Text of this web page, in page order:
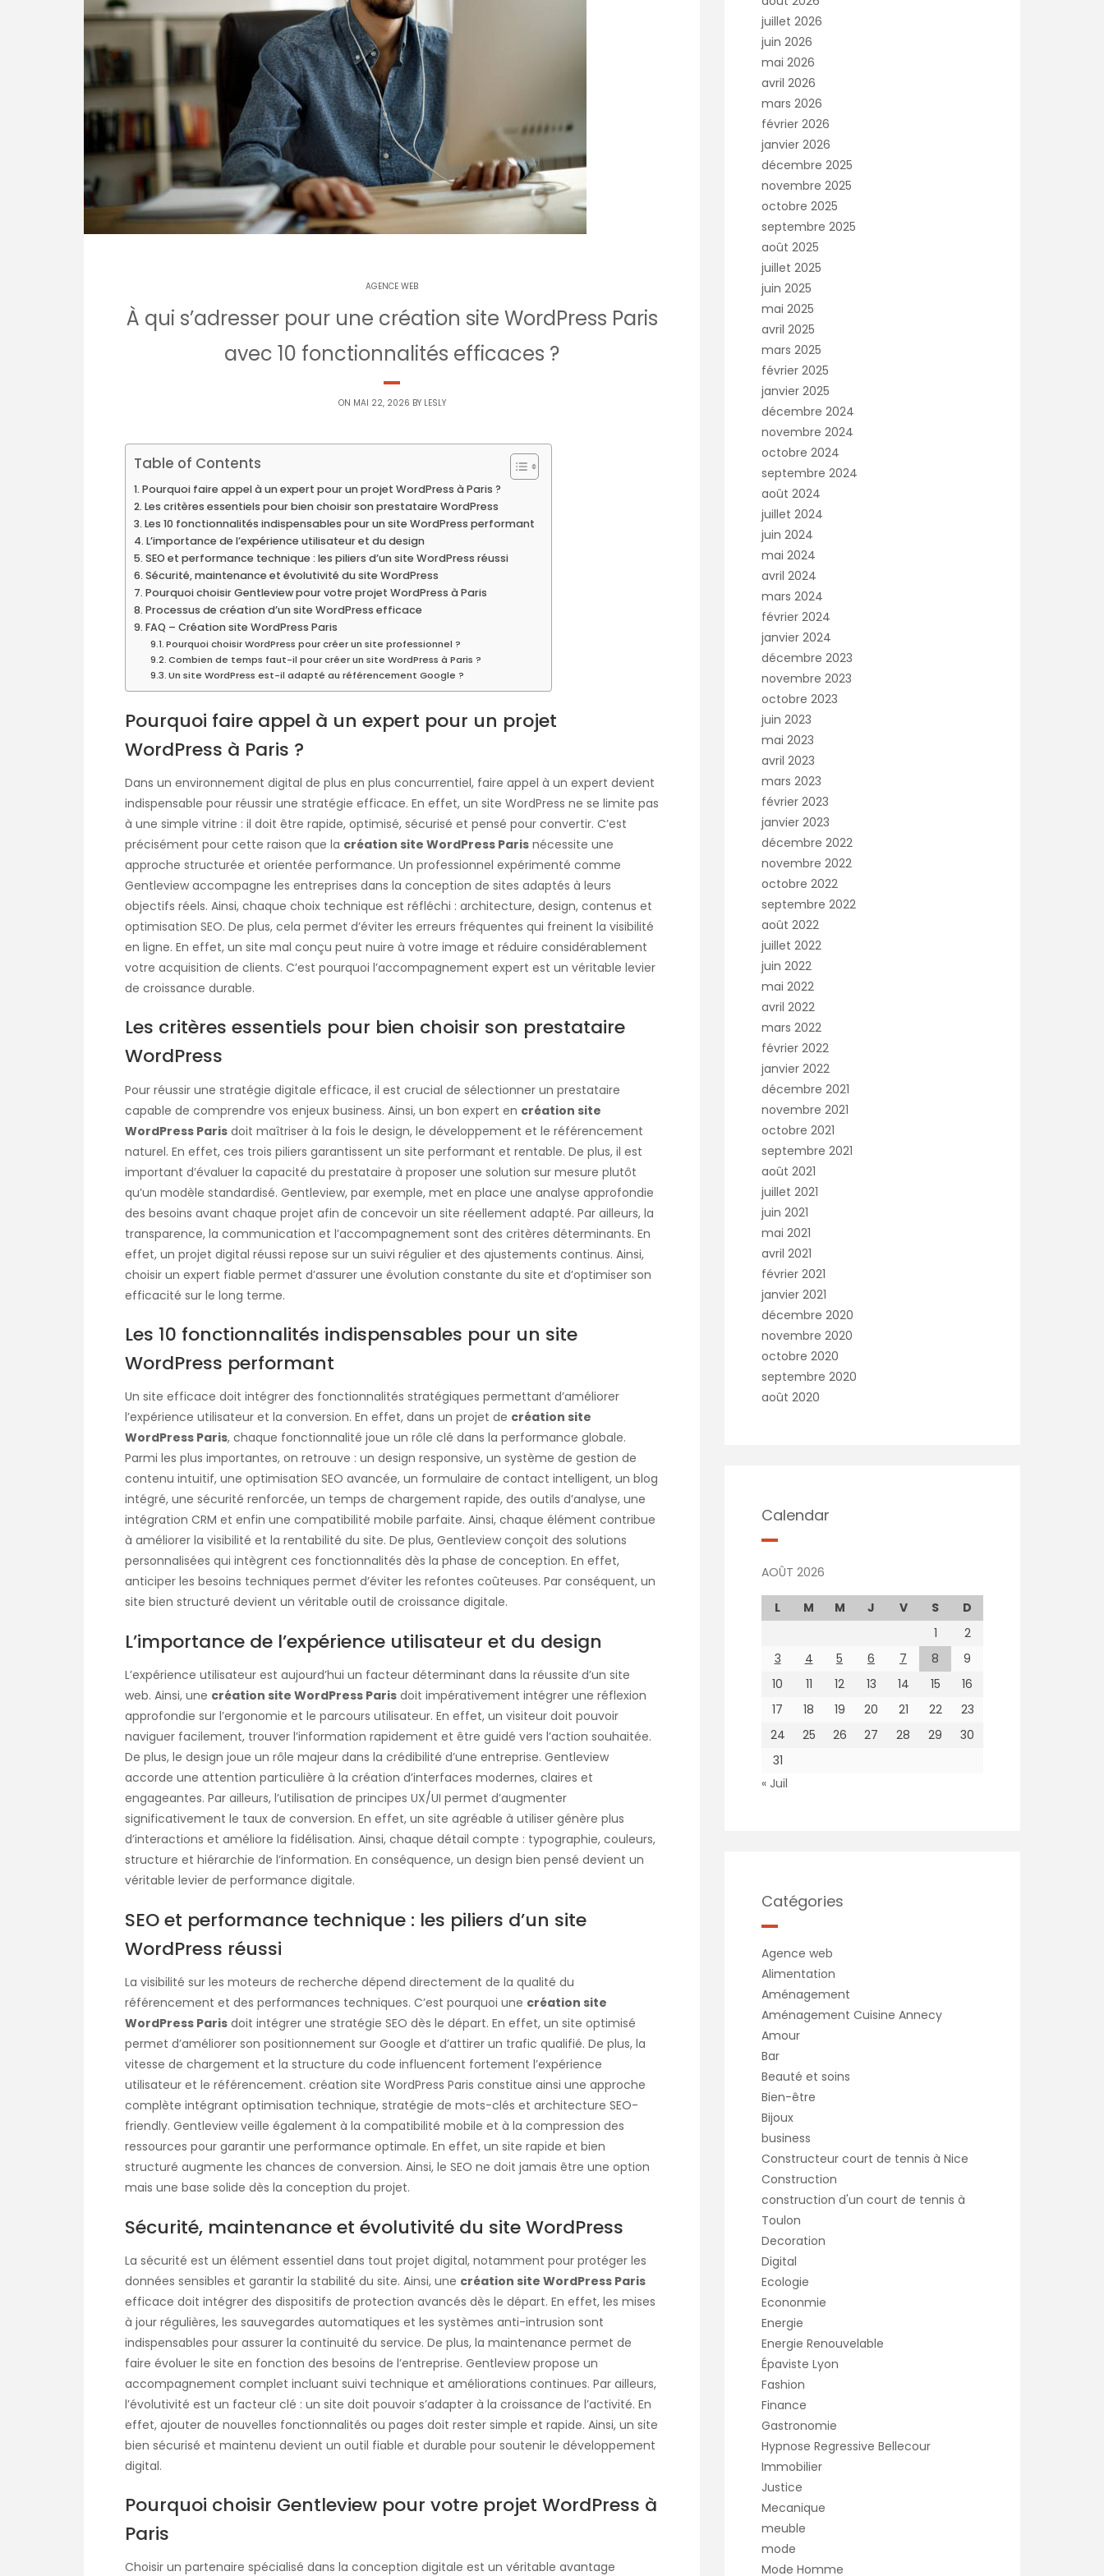
AGENCE WEB
À qui s’adresser pour une création site WordPress Paris
avec 10 fonctionnalités efficaces ?
ON MAI 22, 2026 BY LESLY
Table of Contents
Pourquoi faire appel à un expert pour un projet WordPress à Paris ?
Les critères essentiels pour bien choisir son prestataire WordPress
Les 10 fonctionnalités indispensables pour un site WordPress performant
L’importance de l’expérience utilisateur et du design
SEO et performance technique : les piliers d’un site WordPress réussi
Sécurité, maintenance et évolutivité du site WordPress
Pourquoi choisir Gentleview pour votre projet WordPress à Paris
Processus de création d’un site WordPress efficace
FAQ – Création site WordPress Paris
Pourquoi choisir WordPress pour créer un site professionnel ?
Combien de temps faut-il pour créer un site WordPress à Paris ?
Un site WordPress est-il adapté au référencement Google ?
Pourquoi faire appel à un expert pour un projet
WordPress à Paris ?
Dans un environnement digital de plus en plus concurrentiel, faire appel à un expert devient
indispensable pour réussir une stratégie efficace. En effet, un site WordPress ne se limite pas
à une simple vitrine : il doit être rapide, optimisé, sécurisé et pensé pour convertir. C’est
précisément pour cette raison que la création site WordPress Paris nécessite une
approche structurée et orientée performance. Un professionnel expérimenté comme
Gentleview accompagne les entreprises dans la conception de sites adaptés à leurs
objectifs réels. Ainsi, chaque choix technique est réfléchi : architecture, design, contenus et
optimisation SEO. De plus, cela permet d’éviter les erreurs fréquentes qui freinent la visibilité
en ligne. En effet, un site mal conçu peut nuire à votre image et réduire considérablement
votre acquisition de clients. C’est pourquoi l’accompagnement expert est un véritable levier
de croissance durable.
Les critères essentiels pour bien choisir son prestataire
WordPress
Pour réussir une stratégie digitale efficace, il est crucial de sélectionner un prestataire
capable de comprendre vos enjeux business. Ainsi, un bon expert en création site
WordPress Paris doit maîtriser à la fois le design, le développement et le référencement
naturel. En effet, ces trois piliers garantissent un site performant et rentable. De plus, il est
important d’évaluer la capacité du prestataire à proposer une solution sur mesure plutôt
qu’un modèle standardisé. Gentleview, par exemple, met en place une analyse approfondie
des besoins avant chaque projet afin de concevoir un site réellement adapté. Par ailleurs, la
transparence, la communication et l’accompagnement sont des critères déterminants. En
effet, un projet digital réussi repose sur un suivi régulier et des ajustements continus. Ainsi,
choisir un expert fiable permet d’assurer une évolution constante du site et d’optimiser son
efficacité sur le long terme.
Les 10 fonctionnalités indispensables pour un site
WordPress performant
Un site efficace doit intégrer des fonctionnalités stratégiques permettant d’améliorer
l’expérience utilisateur et la conversion. En effet, dans un projet de création site
WordPress Paris, chaque fonctionnalité joue un rôle clé dans la performance globale.
Parmi les plus importantes, on retrouve : un design responsive, un système de gestion de
contenu intuitif, une optimisation SEO avancée, un formulaire de contact intelligent, un blog
intégré, une sécurité renforcée, un temps de chargement rapide, des outils d’analyse, une
intégration CRM et enfin une compatibilité mobile parfaite. Ainsi, chaque élément contribue
à améliorer la visibilité et la rentabilité du site. De plus, Gentleview conçoit des solutions
personnalisées qui intègrent ces fonctionnalités dès la phase de conception. En effet,
anticiper les besoins techniques permet d’éviter les refontes coûteuses. Par conséquent, un
site bien structuré devient un véritable outil de croissance digitale.
L’importance de l’expérience utilisateur et du design
L’expérience utilisateur est aujourd’hui un facteur déterminant dans la réussite d’un site
web. Ainsi, une création site WordPress Paris doit impérativement intégrer une réflexion
approfondie sur l’ergonomie et le parcours utilisateur. En effet, un visiteur doit pouvoir
naviguer facilement, trouver l’information rapidement et être guidé vers l’action souhaitée.
De plus, le design joue un rôle majeur dans la crédibilité d’une entreprise. Gentleview
accorde une attention particulière à la création d’interfaces modernes, claires et
engageantes. Par ailleurs, l’utilisation de principes UX/UI permet d’augmenter
significativement le taux de conversion. En effet, un site agréable à utiliser génère plus
d’interactions et améliore la fidélisation. Ainsi, chaque détail compte : typographie, couleurs,
structure et hiérarchie de l’information. En conséquence, un design bien pensé devient un
véritable levier de performance digitale.
SEO et performance technique : les piliers d’un site
WordPress réussi
La visibilité sur les moteurs de recherche dépend directement de la qualité du
référencement et des performances techniques. C’est pourquoi une création site
WordPress Paris doit intégrer une stratégie SEO dès le départ. En effet, un site optimisé
permet d’améliorer son positionnement sur Google et d’attirer un trafic qualifié. De plus, la
vitesse de chargement et la structure du code influencent fortement l’expérience
utilisateur et le référencement. création site WordPress Paris constitue ainsi une approche
complète intégrant optimisation technique, stratégie de mots-clés et architecture SEO-
friendly. Gentleview veille également à la compatibilité mobile et à la compression des
ressources pour garantir une performance optimale. En effet, un site rapide et bien
structuré augmente les chances de conversion. Ainsi, le SEO ne doit jamais être une option
mais une base solide dès la conception du projet.
Sécurité, maintenance et évolutivité du site WordPress
La sécurité est un élément essentiel dans tout projet digital, notamment pour protéger les
données sensibles et garantir la stabilité du site. Ainsi, une création site WordPress Paris
efficace doit intégrer des dispositifs de protection avancés dès le départ. En effet, les mises
à jour régulières, les sauvegardes automatiques et les systèmes anti-intrusion sont
indispensables pour assurer la continuité du service. De plus, la maintenance permet de
faire évoluer le site en fonction des besoins de l’entreprise. Gentleview propose un
accompagnement complet incluant suivi technique et améliorations continues. Par ailleurs,
l’évolutivité est un facteur clé : un site doit pouvoir s’adapter à la croissance de l’activité. En
effet, ajouter de nouvelles fonctionnalités ou pages doit rester simple et rapide. Ainsi, un site
bien sécurisé et maintenu devient un outil fiable et durable pour soutenir le développement
digital.
Pourquoi choisir Gentleview pour votre projet WordPress à
Paris
Choisir un partenaire spécialisé dans la conception digitale est un véritable avantage
juillet 2026
juin 2026
mai 2026
avril 2026
mars 2026
février 2026
janvier 2026
décembre 2025
novembre 2025
octobre 2025
septembre 2025
août 2025
juillet 2025
juin 2025
mai 2025
avril 2025
mars 2025
février 2025
janvier 2025
décembre 2024
novembre 2024
octobre 2024
septembre 2024
août 2024
juillet 2024
juin 2024
mai 2024
avril 2024
mars 2024
février 2024
janvier 2024
décembre 2023
novembre 2023
octobre 2023
juin 2023
mai 2023
avril 2023
mars 2023
février 2023
janvier 2023
décembre 2022
novembre 2022
octobre 2022
septembre 2022
août 2022
juillet 2022
juin 2022
mai 2022
avril 2022
mars 2022
février 2022
janvier 2022
décembre 2021
novembre 2021
octobre 2021
septembre 2021
août 2021
juillet 2021
juin 2021
mai 2021
avril 2021
février 2021
janvier 2021
décembre 2020
novembre 2020
octobre 2020
septembre 2020
août 2020
Calendar
AOÛT 2026
L M M J V S
D
1
2
3
4 5 6 7 8
9
10
11 12 13 14 15
16
17
18 19 20 21 22
23
24
25 26 27 28 29
30
31
« Juil
Catégories
Agence web
Alimentation
Aménagement
Aménagement Cuisine Annecy
Amour
Bar
Beauté et soins
Bien-être
Bijoux
business
Constructeur court de tennis à Nice
Construction
construction d'un court de tennis à
Toulon
Decoration
Digital
Ecologie
Econonmie
Energie
Energie Renouvelable
Épaviste Lyon
Fashion
Finance
Gastronomie
Hypnose Regressive Bellecour
Immobilier
Justice
Mecanique
meuble
mode
Mode Homme